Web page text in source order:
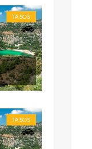
TASOS
TASOS